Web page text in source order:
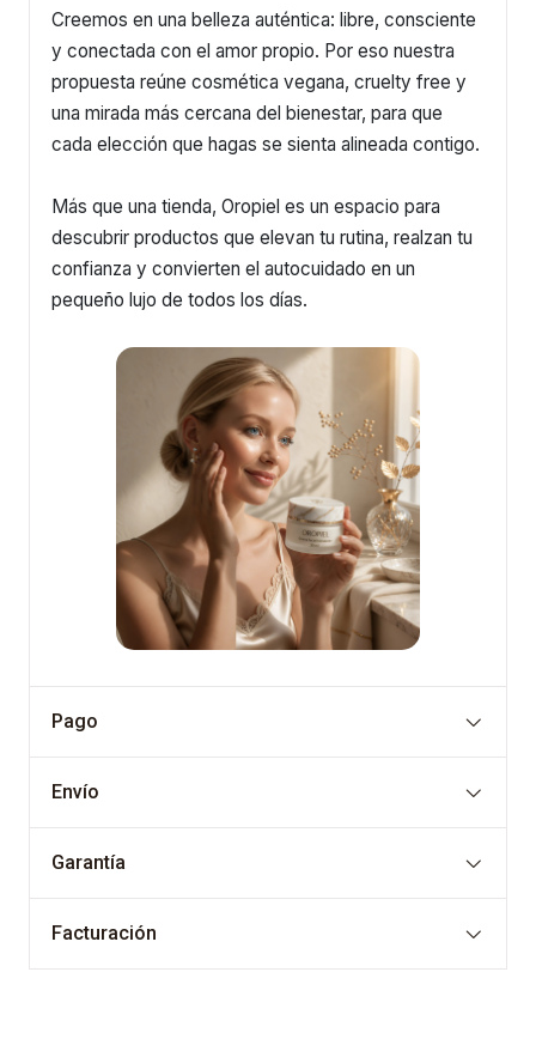
Creemos en una belleza auténtica: libre, consciente
y conectada con el amor propio. Por eso nuestra
propuesta reúne cosmética vegana, cruelty free y
una mirada más cercana del bienestar, para que
cada elección que hagas se sienta alineada contigo.
Más que una tienda, Oropiel es un espacio para
descubrir productos que elevan tu rutina, realzan tu
confianza y convierten el autocuidado en un
pequeño lujo de todos los días.
Pago
Envío
Garantía
Facturación